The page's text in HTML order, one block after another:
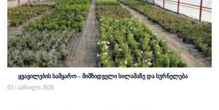
ყვავილების სამყარო – მიმზიდველი სილამაზე და სურნელება
03 / აპრილი 2026